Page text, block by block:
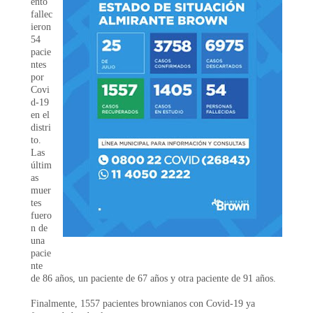
fallec
ieron
54
pacie
ntes
por
Covi
d-19
en el
distri
to.
Las
últim
as
muer
tes
fuero
n de
una
pacie
nte
de 86 años, un paciente de 67 años y otra paciente de 91 años.
Finalmente, 1557 pacientes brownianos con Covid-19 ya